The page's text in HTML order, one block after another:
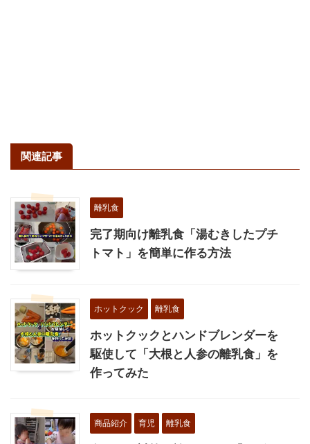
関連記事
離乳食
完了期向け離乳食「湯むきしたプチ
トマト」を簡単に作る方法
ホットクック 離乳食
ホットクックとハンドブレンダーを
駆使して「大根と人参の離乳食」を
作ってみた
商品紹介 育児 離乳食